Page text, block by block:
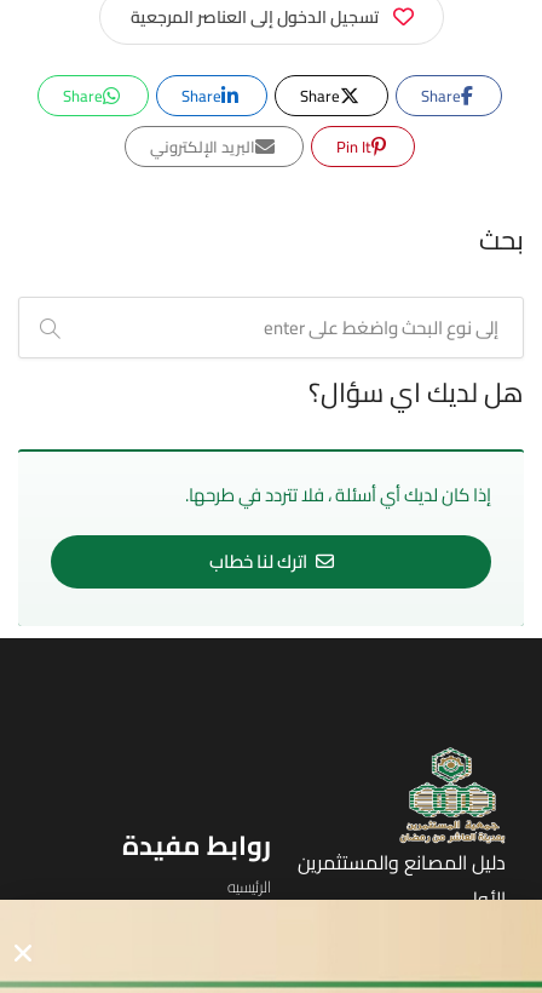
تسجيل الدخول إلى العناصر المرجعية
Share
Share
Share
Share
Pin It
البريد الإلكتروني
بحث
هل لديك اي سؤال؟
إذا كان لديك أي أسئلة ، فلا تتردد في طرحها.
اترك لنا خطاب
دليل المصانع والمستثمرين
الأول
روابط مفيدة
الرئيسيه
لوحه التحكم